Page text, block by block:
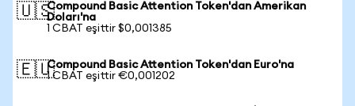
🇺🇸Compound Basic Attention Token'dan Amerikan
Doları'na
1 CBAT eşittir $0,001385
🇪🇺Compound Basic Attention Token'dan Euro'na
1 CBAT eşittir €0,001202